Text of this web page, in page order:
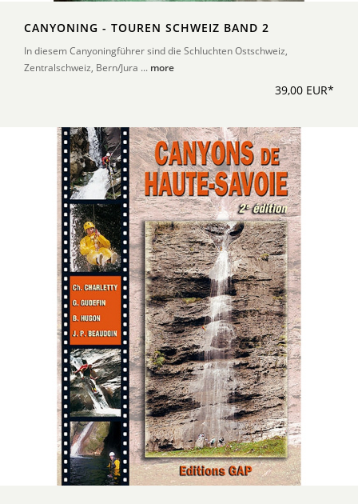
CANYONING - TOUREN SCHWEIZ BAND 2
In diesem Canyoningführer sind die Schluchten Ostschweiz,
Zentralschweiz, Bern/Jura ... more
39,00 EUR*